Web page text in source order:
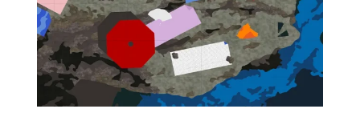
Azienda *
Città *
*